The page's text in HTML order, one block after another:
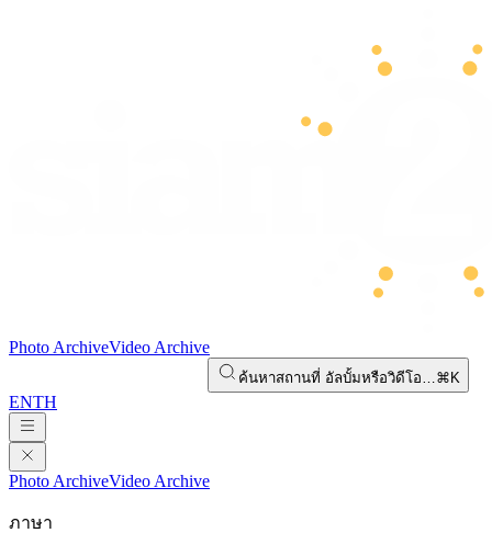
Photo ArchiveVideo Archive
ค้นหาสถานที่ อัลบั้มหรือวิดีโอ…⌘K
ENTH
Photo ArchiveVideo Archive
ภาษา